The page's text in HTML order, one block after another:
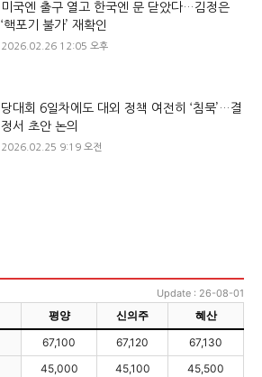
미국엔 출구 열고 한국엔 문 닫았다…김정은
‘핵포기 불가’ 재확인
2026.02.26 12:05 오후
당대회 6일차에도 대외 정책 여전히 ‘침묵’…결
정서 초안 논의
2026.02.25 9:19 오전
Update : 26-08-01
평양 신의주
혜산
67,100 67,120
67,130
45,000 45,100 45,500